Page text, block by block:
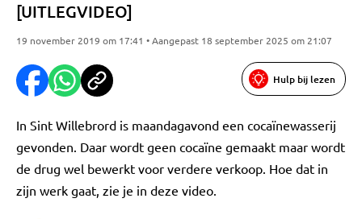
[UITLEGVIDEO]
19 november 2019 om 17:41 • Aangepast 18 september 2025 om 21:07
Hulp bij lezen
In Sint Willebrord is maandagavond een cocaïnewasserij
gevonden. Daar wordt geen cocaïne gemaakt maar wordt
de drug wel bewerkt voor verdere verkoop. Hoe dat in
zijn werk gaat, zie je in deze video.